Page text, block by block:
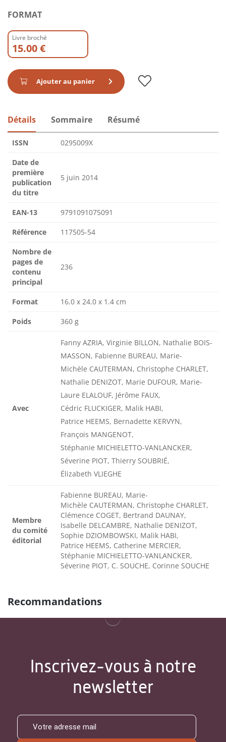
FORMAT
Livre broché
15.00 €
Ajouter au panier
Détails Sommaire Résumé
ISSN 0295009X
Date de
première
publication
du titre
5 juin 2014
EAN-13 9791091075091
Référence 117505-54
Nombre de
pages de
contenu
principal
236
Format 16.0 x 24.0 x 1.4 cm
Poids 360 g
Avec
Fanny AZRIA, Virginie BILLON, Nathalie BOIS-
MASSON, Fabienne BUREAU, Marie-
Michèle CAUTERMAN, Christophe CHARLET,
Nathalie DENIZOT, Marie DUFOUR, Marie-
Laure ELALOUF, Jérôme FAUX,
Cédric FLUCKIGER, Malik HABI,
Patrice HEEMS, Bernadette KERVYN,
François MANGENOT,
Stéphanie MICHIELETTO-VANLANCKER,
Séverine PIOT, Thierry SOUBRIÉ,
Élizabeth VLIEGHE
Membre
du comité
éditorial
Fabienne BUREAU, Marie-
Michèle CAUTERMAN, Christophe CHARLET,
Clémence COGET, Bertrand DAUNAY,
Isabelle DELCAMBRE, Nathalie DENIZOT,
Sophie DZIOMBOWSKI, Malik HABI,
Patrice HEEMS, Catherine MERCIER,
Stéphanie MICHIELETTO-VANLANCKER,
Séverine PIOT, C. SOUCHE, Corinne SOUCHE
Recommandations
Inscrivez-vous à notre
newsletter